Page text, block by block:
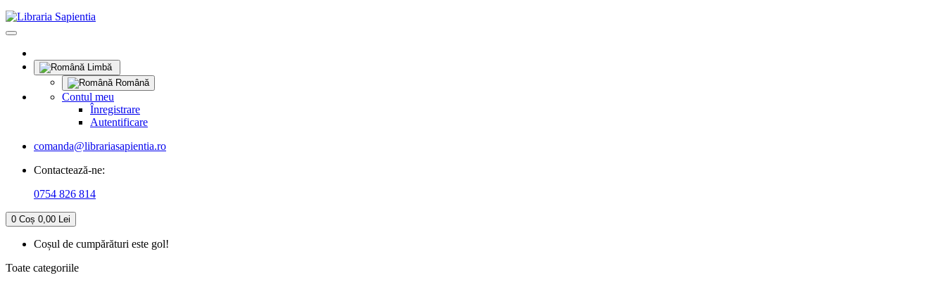
Limbă
Română
Contul meu
Înregistrare
Autentificare
comanda@librariasapientia.ro
Contactează-ne:
0754 826 814
0 Coș 0,00 Lei
Coșul de cumpărături este gol!
Toate categoriile